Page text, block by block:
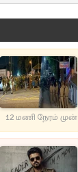
12 மணி நேரம் முன்